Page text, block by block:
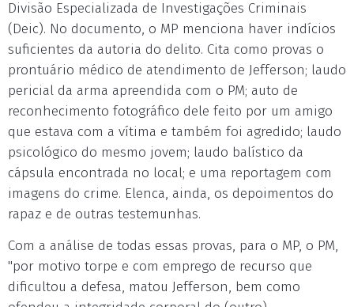
Divisão Especializada de Investigações Criminais
(Deic). No documento, o MP menciona haver indícios
suficientes da autoria do delito. Cita como provas o
prontuário médico de atendimento de Jefferson; laudo
pericial da arma apreendida com o PM; auto de
reconhecimento fotográfico dele feito por um amigo
que estava com a vítima e também foi agredido; laudo
psicológico do mesmo jovem; laudo balístico da
cápsula encontrada no local; e uma reportagem com
imagens do crime. Elenca, ainda, os depoimentos do
rapaz e de outras testemunhas.
Com a análise de todas essas provas, para o MP, o PM,
"por motivo torpe e com emprego de recurso que
dificultou a defesa, matou Jefferson, bem como